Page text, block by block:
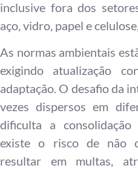
inclusive fora dos
aço, vidro, papel e
As normas ambientais
exigindo atualização
adaptação. O desafio da
vezes dispersos em
dificulta a
existe o risco de não
resultar em multas,